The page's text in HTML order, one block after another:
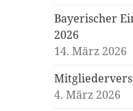
Bayerischer
2026
14. März 2026
4. März 2026